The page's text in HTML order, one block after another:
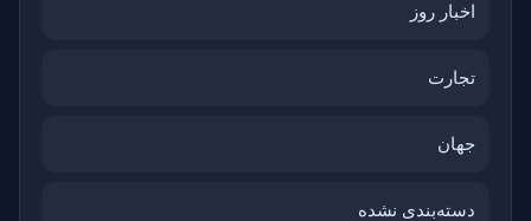
اخبار روز
تجارت
جهان
دسته‌بندی نشده